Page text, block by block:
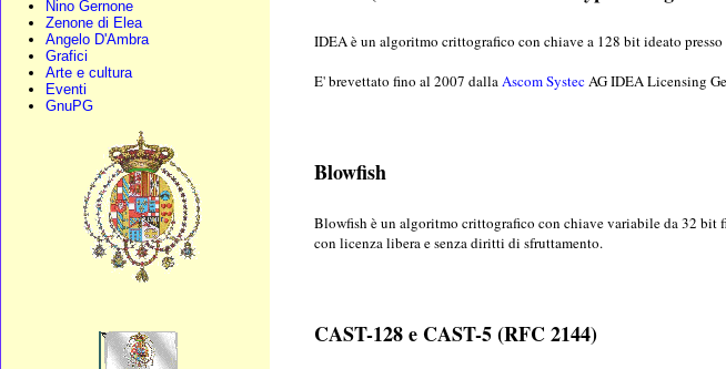
Nino Gernone
Zenone di Elea
Angelo D'Ambra
Grafici
Arte e cultura
Eventi
GnuPG
IDEA è un algoritmo crittografico con chiave a 128 bit ideato
E' brevettato fino al 2007 dallaAscom SystecAG IDEA Licensing
Blowfish
Blowfish è un algoritmo crittografico con chiave variabile da 32 bit
con licenza libera e senza diritti di sfruttamento.
CAST-128 e CAST-5 (RFC 2144)